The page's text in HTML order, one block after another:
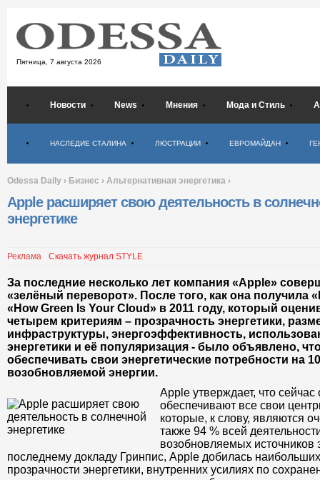
Пятница, 7 августа 2026
Новости News Мнения Мода и Стиль
НАСЛЕДИЕ СТАЛИНА ЛЮСТРАЦИИ ЕВРОМАЙДАН
Odessa Daily › Бизнес › Альтернативная энергетика ›
Apple расширяет свою деятельность в
энергетике
Реклама Скачать журнал STYLE
За последние несколько лет компания «Apple»
«зелёный переворот». После того, как она получила
«How Green Is Your Cloud» в 2011 году, который
четырем критериям – прозрачность энергетики,
инфраструктуры, энергоэффективность,
энергетики и её популяризация - было объявлено,
обеспечивать свои энергетические потребности на
возобновляемой энергии.
Apple утверждает, что
обеспечивают все свои
которые, к слову, являются
также 94 % всей
возобновляемых источников
последнему докладу Гринпис, Apple добилась
прозрачности энергетики, внутренних усилиях по